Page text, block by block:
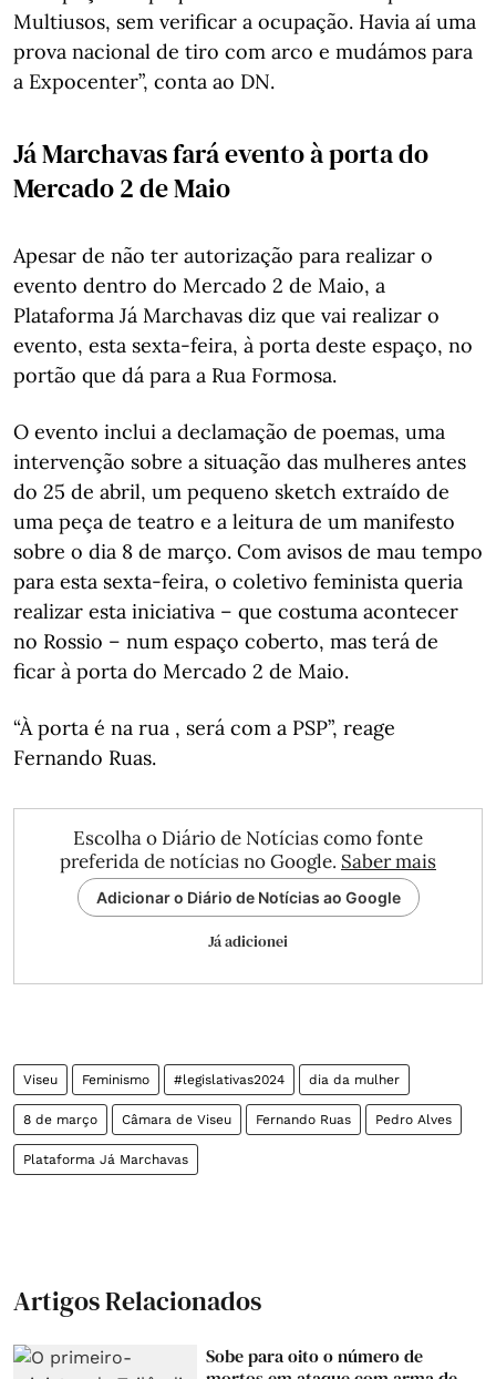
Multiusos, sem verificar a ocupação. Havia aí uma
prova nacional de tiro com arco e mudámos para
a Expocenter”, conta ao DN.
Já Marchavas fará evento à porta do
Mercado 2 de Maio
Apesar de não ter autorização para realizar o
evento dentro do Mercado 2 de Maio, a
Plataforma Já Marchavas diz que vai realizar o
evento, esta sexta-feira, à porta deste espaço, no
portão que dá para a Rua Formosa.
O evento inclui a declamação de poemas, uma
intervenção sobre a situação das mulheres antes
do 25 de abril, um pequeno sketch extraído de
uma peça de teatro e a leitura de um manifesto
sobre o dia 8 de março. Com avisos de mau tempo
para esta sexta-feira, o coletivo feminista queria
realizar esta iniciativa – que costuma acontecer
no Rossio – num espaço coberto, mas terá de
ficar à porta do Mercado 2 de Maio.
“À porta é na rua , será com a PSP”, reage
Fernando Ruas.
Escolha o Diário de Notícias como fonte
preferida de notícias no Google. Saber mais
Adicionar o Diário de Notícias ao Google
Já adicionei
Viseu Feminismo #legislativas2024 dia da mulher
8 de março Câmara de Viseu Fernando Ruas Pedro Alves
Plataforma Já Marchavas
Artigos Relacionados
Sobe para oito o número de